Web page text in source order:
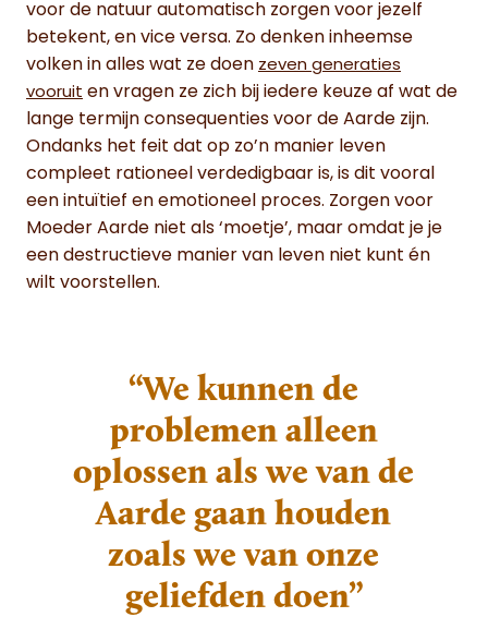
voor de natuur automatisch zorgen voor jezelf
betekent, en vice versa. Zo denken inheemse
volken in alles wat ze doen zeven generaties
vooruit en vragen ze zich bij iedere keuze af wat de
lange termijn consequenties voor de Aarde zijn.
Ondanks het feit dat op zo’n manier leven
compleet rationeel verdedigbaar is, is dit vooral
een intuïtief en emotioneel proces. Zorgen voor
Moeder Aarde niet als ‘moetje’, maar omdat je je
een destructieve manier van leven niet kunt én
wilt voorstellen.
“We kunnen de
problemen alleen
oplossen als we van de
Aarde gaan houden
zoals we van onze
geliefden doen”